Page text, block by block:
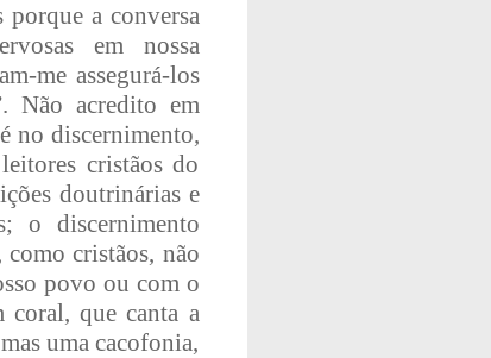
porque a conversa
em nossa
me assegurá-los
Não acredito em
no discernimento,
cristãos do
doutrinárias e
o discernimento
como cristãos, não
povo ou com o
coral, que canta a
uma cacofonia,